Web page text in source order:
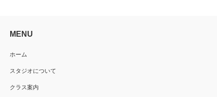
MENU
ホーム
スタジオについて
クラス案内